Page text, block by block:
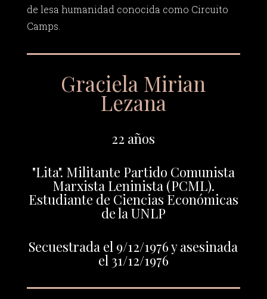
de lesa humanidad conocida como Circuito
Camps.
Graciela Mirian
Lezana
22 años
"Lita". Militante Partido Comunista
Marxista Leninista (PCML).
Estudiante de Ciencias Económicas
de la UNLP
Secuestrada el 9/12/1976 y asesinada
el 31/12/1976